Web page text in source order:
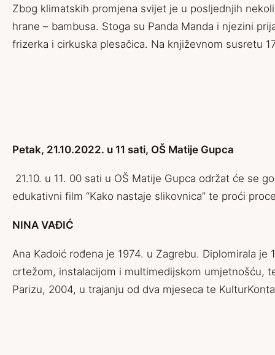
Zbog klimatskih promjena svijet je u posljednjih
hrane – bambusa. Stoga su Panda Manda i njezini
frizerka i cirkuska plesačica. Na književnom susretu
Petak, 21.10.2022. u 11 sati, OŠ Matije Gupca
21.10. u 11. 00 sati u OŠ Matije Gupca održat će se
edukativni film “Kako nastaje slikovnica” te proći
NINA VAĐIĆ
Ana Kadoić rođena je 1974. u Zagrebu. Diplomirala
crtežom, instalacijom i multimedijskom umjetnošću,
Parizu, 2004, u trajanju od dva mjeseca te